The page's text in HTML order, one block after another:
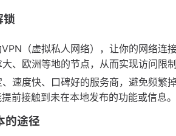
锁
（虚拟私人网络），让你的网络连
、欧洲等地的节点，从而实现访问限
速度快、口碑好的服务商，避免频繁
前接触到未在本地发布的功能或信息。
的途径